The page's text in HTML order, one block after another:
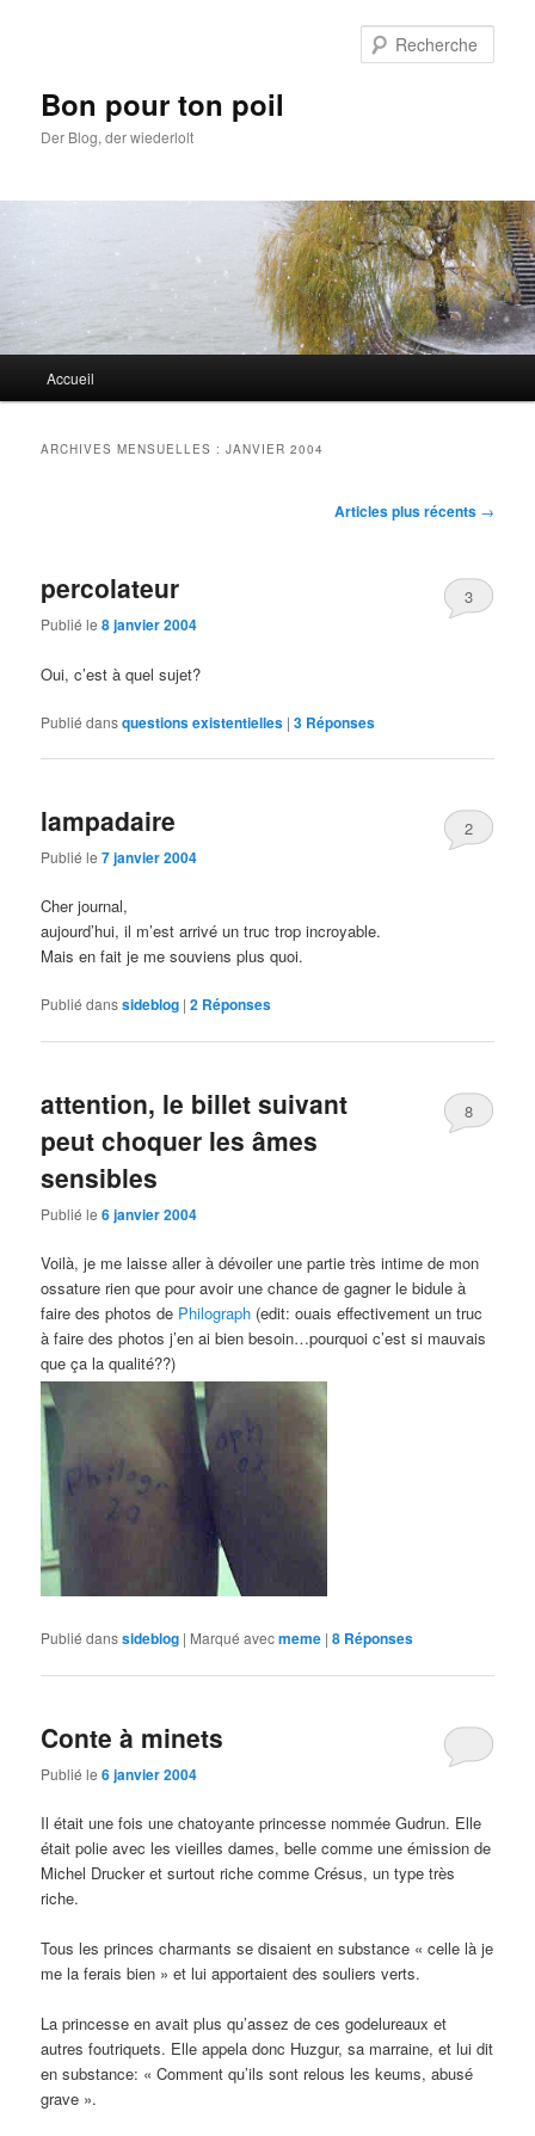
Bon pour ton poil
Der Blog, der wiederlolt
principal
Accueil
ARCHIVES MENSUELLES :JANVIER 2004
Articles plus récents →
percolateur
Publié le8 janvier 2004
3
Oui, c’est à quel sujet?
Publié dansquestions existentielles |3 Réponses
lampadaire
Publié le7 janvier 2004
2
Cher journal,
aujourd’hui, il m’est arrivé un truc trop incroyable.
Mais en fait je me souviens plus quoi.
Publié danssideblog |2 Réponses
attention, le billet suivant
peut choquer les âmes
sensibles
Publié le6 janvier 2004
8
Voilà, je me laisse aller à dévoiler une partie très intime de mon
ossature rien que pour avoir une chance de gagner le bidule à
faire des photos de Philograph (edit: ouais effectivement un truc
à faire des photos j’en ai bien besoin…pourquoi c’est si mauvais
que ça la qualité??)
Publié danssideblog | Marqué avecmeme |8 Réponses
Conte à minets
Publié le6 janvier 2004
Il était une fois une chatoyante princesse nommée Gudrun. Elle
était polie avec les vieilles dames, belle comme une émission de
Michel Drucker et surtout riche comme Crésus, un type très
riche.
Tous les princes charmants se disaient en substance « celle là je
me la ferais bien » et lui apportaient des souliers verts.
La princesse en avait plus qu’assez de ces godelureaux et
autres foutriquets. Elle appela donc Huzgur, sa marraine, et lui dit
en substance: « Comment qu’ils sont relous les keums, abusé
grave ».